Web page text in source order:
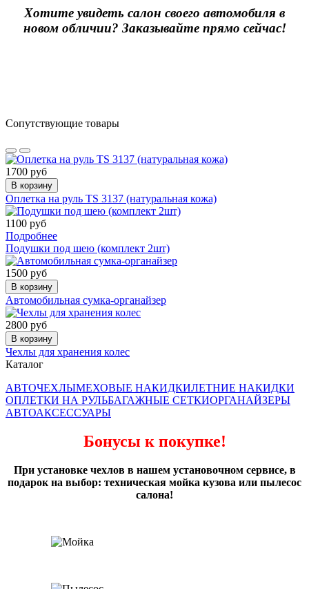
Хотите увидеть салон своего автомобиля в
новом обличии? Заказывайте прямо сейчас!
Сопутствующие товары
1700 руб
В корзину
Оплетка на руль TS 3137 (натуральная кожа)
1100 руб
Подробнее
Подушки под шею (комплект 2шт)
1500 руб
В корзину
Автомобильная сумка-органайзер
2800 руб
В корзину
Чехлы для хранения колес
Каталог
АВТОЧЕХЛЫМЕХОВЫЕ НАКИДКИЛЕТНИЕ НАКИДКИ
ОПЛЕТКИ НА РУЛЬБАГАЖНЫЕ СЕТКИОРГАНАЙЗЕРЫ
АВТОАКСЕССУАРЫ
Бонусы к покупке!
При установке чехлов в нашем установочном сервисе, в
подарок на выбор: техническая мойка кузова или пылесос
салона!